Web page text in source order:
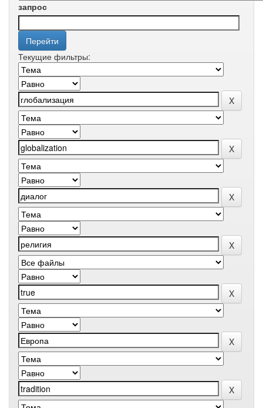
запрос
Текущие фильтры: